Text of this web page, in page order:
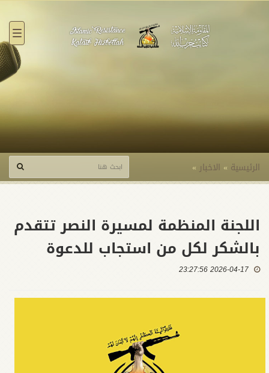
الرئيسية » الاخبار »
اللجنة المنظمة لمسيرة النصر تتقدم
بالشكر لكل من استجاب للدعوة
2026-04-17 23:27:56